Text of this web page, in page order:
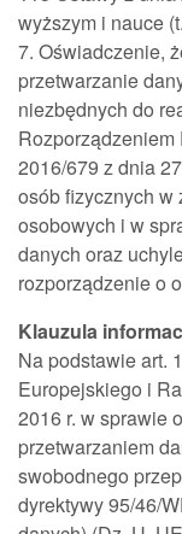
wyższym i nauce
7. Oświadczenie,
przetwarzanie
niezbędnych do
2016/679 z dnia
osób fizycznych w
osobowych i w
danych oraz
rozporządzenie o
Klauzula
Na podstawie art.
Europejskiego i
2016 r. w sprawie
przetwarzaniem
swobodnego
dyrektywy 95/46/